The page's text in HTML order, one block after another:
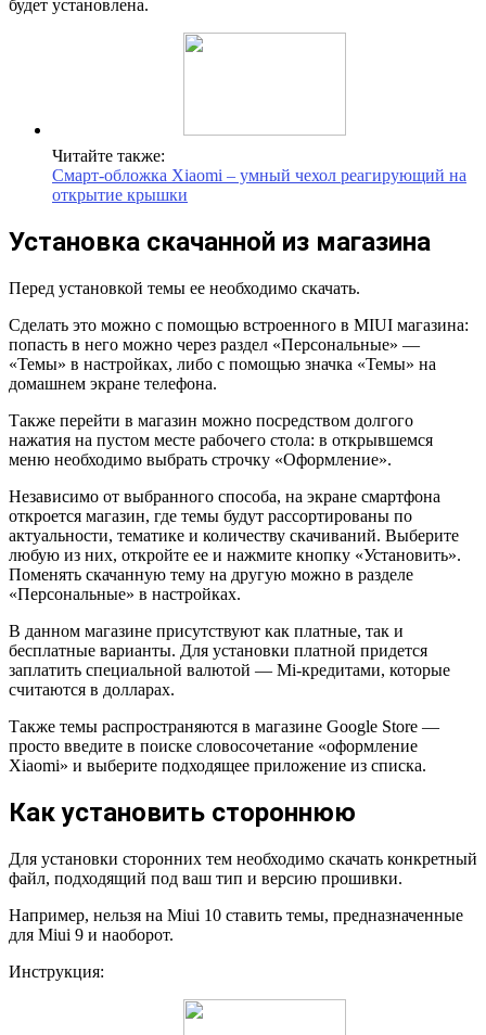
будет установлена.
Читайте также:
Смарт-обложка Xiaomi – умный чехол реагирующий на
открытие крышки
Установка скачанной из магазина
Перед установкой темы ее необходимо скачать.
Сделать это можно с помощью встроенного в MIUI магазина:
попасть в него можно через раздел «Персональные» —
«Темы» в настройках, либо с помощью значка «Темы» на
домашнем экране телефона.
Также перейти в магазин можно посредством долгого
нажатия на пустом месте рабочего стола: в открывшемся
меню необходимо выбрать строчку «Оформление».
Независимо от выбранного способа, на экране смартфона
откроется магазин, где темы будут рассортированы по
актуальности, тематике и количеству скачиваний. Выберите
любую из них, откройте ее и нажмите кнопку «Установить».
Поменять скачанную тему на другую можно в разделе
«Персональные» в настройках.
В данном магазине присутствуют как платные, так и
бесплатные варианты. Для установки платной придется
заплатить специальной валютой — Mi-кредитами, которые
считаются в долларах.
Также темы распространяются в магазине Google Store —
просто введите в поиске словосочетание «оформление
Xiaomi» и выберите подходящее приложение из списка.
Как установить стороннюю
Для установки сторонних тем необходимо скачать конкретный
файл, подходящий под ваш тип и версию прошивки.
Например, нельзя на Miui 10 ставить темы, предназначенные
для Miui 9 и наоборот.
Инструкция: